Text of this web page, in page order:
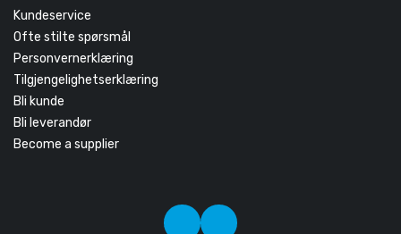
Kundeservice
Ofte stilte spørsmål
Personvernerklæring
Tilgjengelighetserklæring
Bli kunde
Bli leverandør
Become a supplier